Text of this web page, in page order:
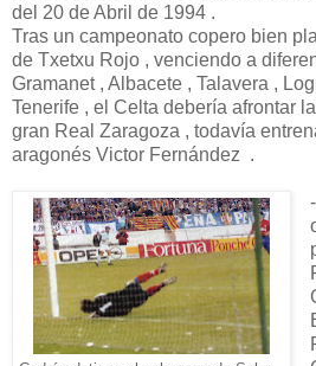
del 20 de Abril de 1994 .
Tras un campeonato copero bien
de Txetxu Rojo , venciendo a
Gramanet , Albacete , Talavera ,
Tenerife , el Celta debería afrontar
gran Real Zaragoza , todavía
aragonés Victor Fernández .